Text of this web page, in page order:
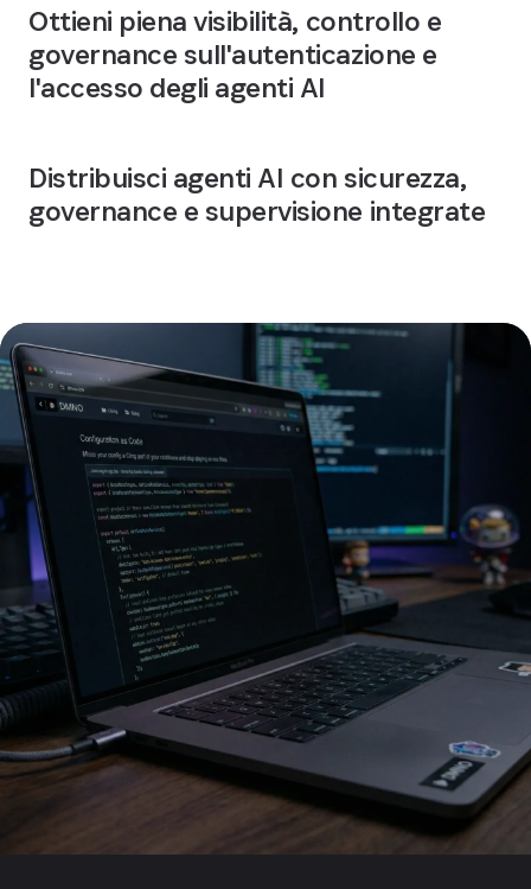
Ottieni piena visibilità, controllo e
governance sull'autenticazione e
l'accesso degli agenti AI
Distribuisci agenti AI con sicurezza,
governance e supervisione integrate